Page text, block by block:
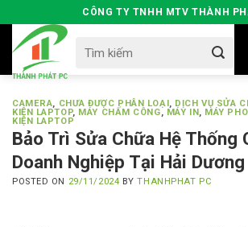
to
content
CÔNG TY TNHH MTV THÀNH
for:
CAMERA, CHƯA ĐƯỢC PHÂN LOẠI, DỊCH VỤ SỬA
KIỆN LAPTOP, MÁY CHẤM CÔNG, MÁY IN, MÁY
KIỆN LAPTOP
Bảo Trì Sửa Chữa Hệ Thống
Doanh Nghiệp Tại Hải Dương
POSTED ON 29/11/2024 BYTHANHPHAT PC